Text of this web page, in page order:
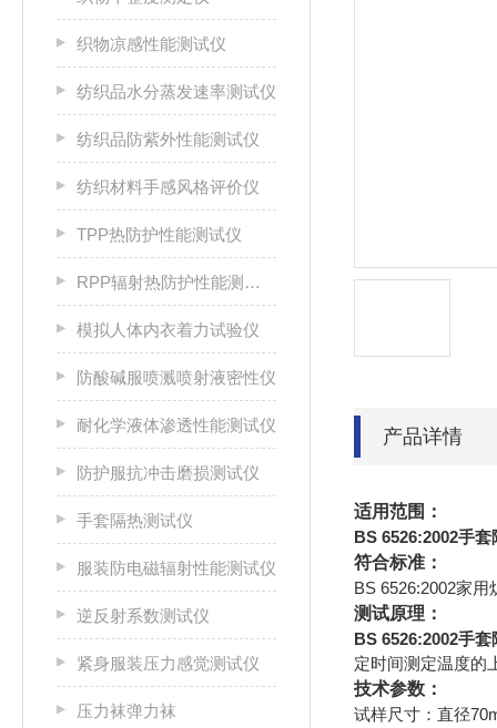
织物凉感性能测试仪
纺织品水分蒸发速率测试仪
纺织品防紫外性能测试仪
纺织材料手感风格评价仪
TPP热防护性能测试仪
RPP辐射热防护性能测试仪
模拟人体内衣着力试验仪
防酸碱服喷溅喷射液密性仪
耐化学液体渗透性能测试仪
防护服抗冲击磨损测试仪
手套隔热测试仪
服装防电磁辐射性能测试仪
逆反射系数测试仪
紧身服装压力感觉测试仪
压力袜弹力袜
产品详情
适用范围：
BS 6526:2002手
符合标准：
BS 6526:2002家
测试原理：
BS 6526:2002手
定时间测定温度的
技术参数：
试样尺寸：直径